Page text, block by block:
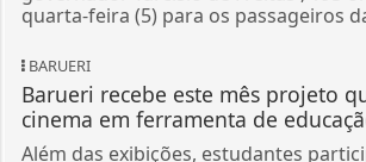
quarta-feira (5) para os passageiros
BARUERI
Barueri recebe este mês projeto
cinema em ferramenta de
Além das exibições, estudantes